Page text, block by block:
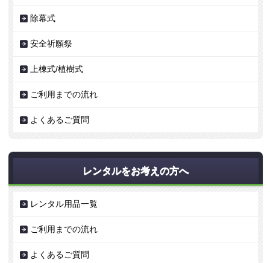
除幕式
安全祈願祭
上棟式/植樹式
ご利用までの流れ
よくあるご質問
レンタルをお考えの方へ
レンタル用品一覧
ご利用までの流れ
よくあるご質問